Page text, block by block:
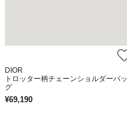
DIOR
トロッター柄チェーンショルダーバッ
グ
¥69,190